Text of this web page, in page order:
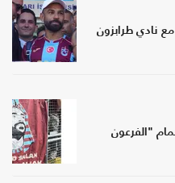
لماذا اختار محمد صلاح الرقم 61 مع نادي طرابزون
"الفرعون